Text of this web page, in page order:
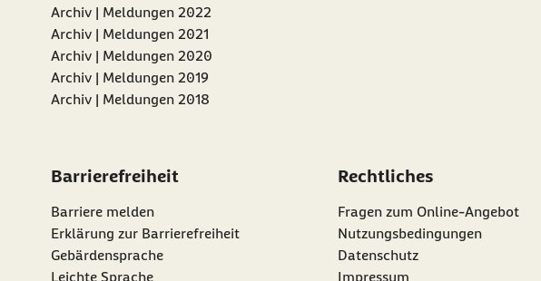
Archiv | Meldungen 2022
Archiv | Meldungen 2021
Archiv | Meldungen 2020
Archiv | Meldungen 2019
Archiv | Meldungen 2018
Barrierefreiheit
Barriere melden
Erklärung zur Barrierefreiheit
Gebärdensprache
Leichte Sprache
Rechtliches
Fragen zum Online-Angebot
Nutzungsbedingungen
Datenschutz
Impressum